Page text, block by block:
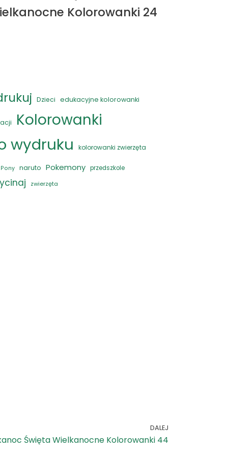
Kolorowanki 24
Dzieci edukacyjne kolorowanki
Kolorowanki
wydruku kolorowanki zwierzęta
naruto Pokemony przedszkole
zwierzęta
DALEJ
Święta Wielkanocne Kolorowanki 44